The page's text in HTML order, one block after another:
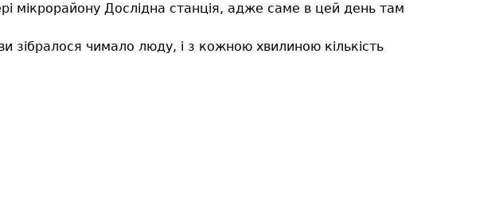
мікрорайону Дослідна станція, адже саме в цей день там
зібралося чимало люду, і з кожною хвилиною кількість